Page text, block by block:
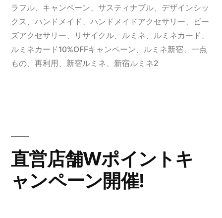
店】
10%OFF
キ
ャ
予
告”
リ
ー:
ラフル、 キャンペーン、 サスティナブル、 デザインシッ
クス 、 ハンドメイド 、 ハンドメイドアクセサリー、
ビー
ズアクセサリー、 リサイクル、 ルミネ、 ルミネカード 、
ルミネカード10%OFFキャンペーン、 ルミネ新宿、 一点
もの、 再利用 、 新宿ルミネ、 新宿ルミネ2
直営店舗Wポイントキ
ャンペーン開催!